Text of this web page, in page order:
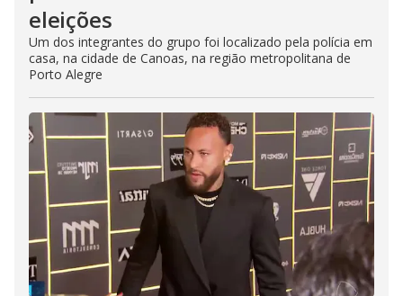
eleições
Um dos integrantes do grupo foi localizado pela polícia em
casa, na cidade de Canoas, na região metropolitana de
Porto Alegre